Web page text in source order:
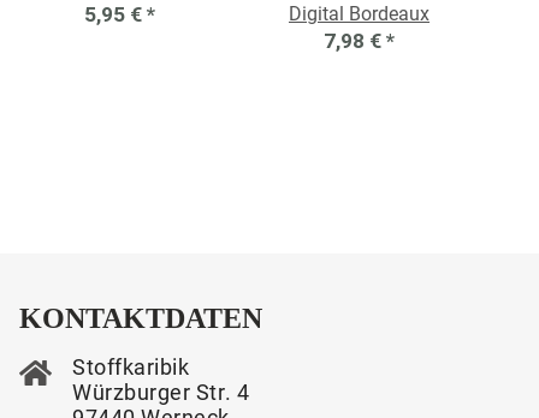
5,95 € *
Digital Bordeaux
7,98 € *
KONTAKTDATEN
Stoffkaribik
Würzburger Str. 4